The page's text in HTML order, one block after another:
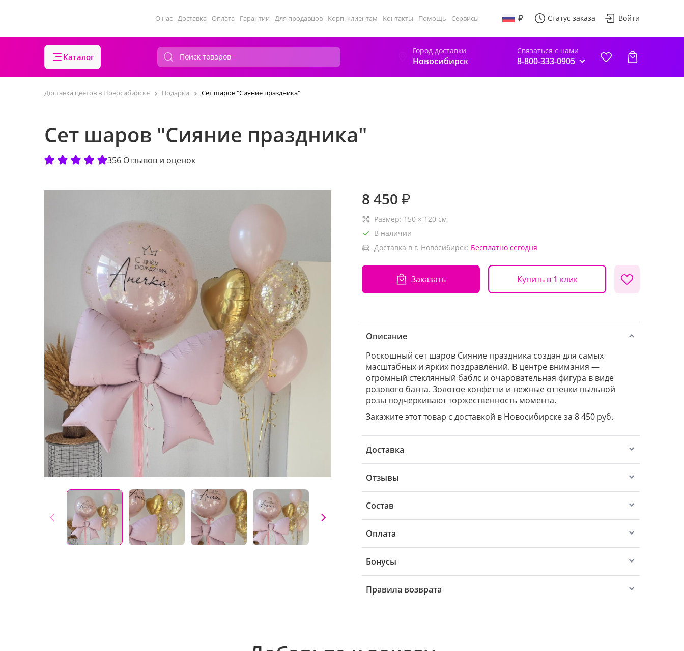
О нас Доставка Оплата Гарантии Для продавцов Корп. клиентам Контакты Помощь Сервисы Статус заказа Войти
Каталог
Город доставки
Новосибирск
Связаться с нами
8-800-333-0905
Доставка цветов в Новосибирске Подарки Сет шаров "Сияние праздника"
Сет шаров "Сияние праздника"
356 Отзывов и оценок
8 450 ₽
Размер: 150 × 120 см
В наличии
Доставка в г. Новосибирск: Бесплатно сегодня
Заказать Купить в 1 клик
Описание
Роскошный сет шаров Сияние праздника создан для самых
масштабных и ярких поздравлений. В центре внимания —
огромный стеклянный баблс и очаровательная фигура в виде
розового банта. Золотое конфетти и нежные оттенки пыльной
розы подчеркивают торжественность момента.
Закажите этот товар с доставкой в Новосибирске за 8 450 руб.
Доставка
Отзывы
Состав
Оплата
Бонусы
Правила возврата